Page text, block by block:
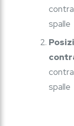
spalle
spalle